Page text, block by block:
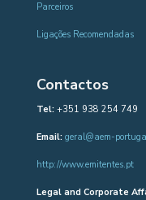
Parceiros
Ligações Recomendadas
Contactos
Tel:+351 938 254 749
Email: geral@aem-
http://www.emitentes.pt
Legal and Corporate